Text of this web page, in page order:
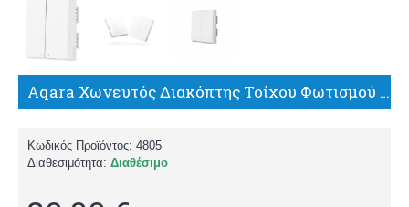
Aqara Χωνευτός Διακόπτης Τοίχου Φωτισμού Διπλός με Πλαίσιο Λευκός
Κωδικός Προϊόντος: 4805
Διαθεσιμότητα: Διαθέσιμο